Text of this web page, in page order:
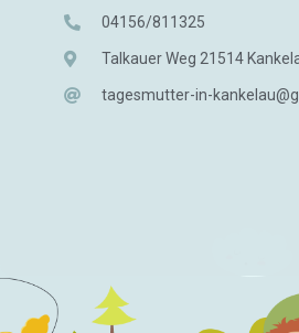
04156/811325
Talkauer Weg 21514
tagesmutter-in-